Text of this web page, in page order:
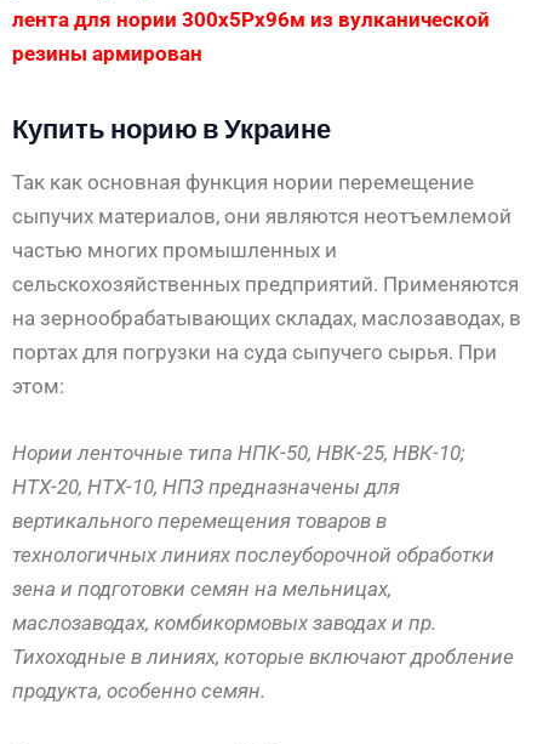
лента для нории 300х5Рх96м из вулканической
резины армирован
Купить норию в Украине
Так как основная функция нории перемещение
сыпучих материалов, они являются неотъемлемой
частью многих промышленных и
сельскохозяйственных предприятий. Применяются
на зернообрабатывающих складах, маслозаводах, в
портах для погрузки на суда сыпучего сырья. При
этом:
Нории ленточные типа НПК-50, НВК-25, НВК-10;
НТХ-20, НТХ-10, НПЗ предназначены для
вертикального перемещения товаров в
технологичных линиях послеуборочной обработки
зена и подготовки семян на мельницах,
маслозаводах, комбикормовых заводах и пр.
Тихоходные в линиях, которые включают дробление
продукта, особенно семян.